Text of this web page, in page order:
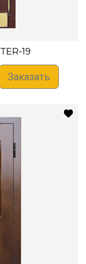
TER-19
Заказать